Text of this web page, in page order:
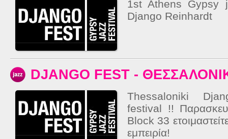
1st Athens Gypsy
Django Reinhardt
DJANGO FEST -
Thessaloniki
festival !!
Block 33
εμπειρία!